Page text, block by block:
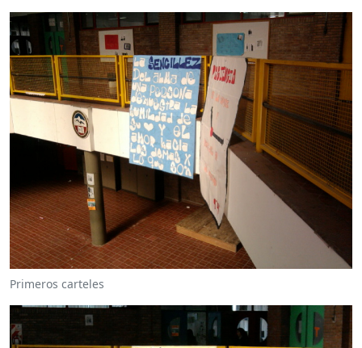
Primeros carteles